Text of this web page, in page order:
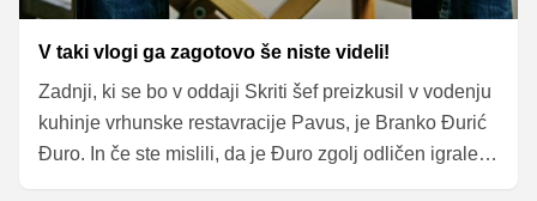
V taki vlogi ga zagotovo še niste videli!
Zadnji, ki se bo v oddaji Skriti šef preizkusil v vodenju
kuhinje vrhunske restavracije Pavus, je Branko Đurić
Đuro. In če ste mislili, da je Đuro zgolj odličen igralec
in režiser, se pošteno motite! Popularni režiser je